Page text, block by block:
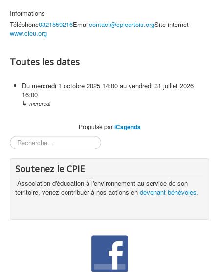
Informations
Téléphone0321559216Emailcontact@cpieartois.orgSite internet
www.cieu.org
Toutes les dates
Du mercredi 1 octobre 2025 14:00 au vendredi 31 juillet 2026
16:00
↳ mercredi
Propulsé pariCagenda
Rechercher
Soutenez le CPIE
Association d'éducation à l'environnement au service de son
territoire, venez contribuer à nos actions en devenant bénévoles.